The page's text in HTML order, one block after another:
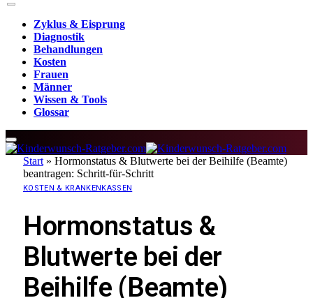
Zyklus & Eisprung
Diagnostik
Behandlungen
Kosten
Frauen
Männer
Wissen & Tools
Glossar
Start » Hormonstatus & Blutwerte bei der Beihilfe (Beamte)
beantragen: Schritt-für-Schritt
KOSTEN & KRANKENKASSEN
Hormonstatus &
Blutwerte bei der
Beihilfe (Beamte)